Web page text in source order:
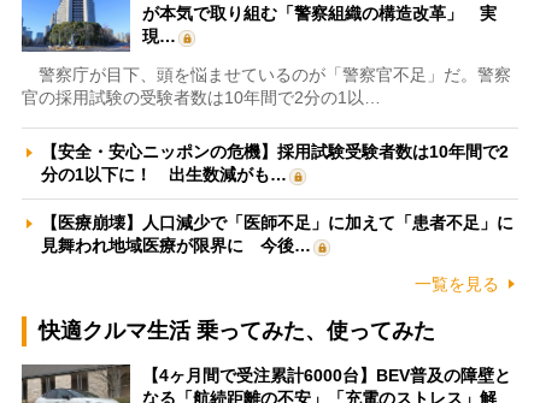
が本気で取り組む「警察組織の構造改革」 実
現…
警察庁が目下、頭を悩ませているのが「警察官不足」だ。警察
官の採用試験の受験者数は10年間で2分の1以…
【安全・安心ニッポンの危機】採用試験受験者数は10年間で2
分の1以下に！ 出生数減がも…
【医療崩壊】人口減少で「医師不足」に加えて「患者不足」に
見舞われ地域医療が限界に 今後…
一覧を見る
快適クルマ生活 乗ってみた、使ってみた
【4ヶ月間で受注累計6000台】BEV普及の障壁と
なる「航続距離の不安」「充電のストレス」解